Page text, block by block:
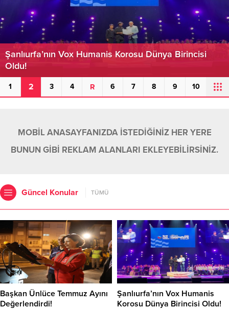
Şanlıurfa’nın Vox Humanis Korosu Dünya Birincisi
Oldu!
1 2 3 4 R 6 7 8 9 10
MOBİL ANASAYFANIZDA İSTEDİĞİNİZ HER YERE
BUNUN GİBİ REKLAM ALANLARI EKLEYEBİLİRSİNİZ.
Güncel Konular TÜMÜ
Başkan Ünlüce Temmuz Ayını
Değerlendirdi!
Şanlıurfa’nın Vox Humanis
Korosu Dünya Birincisi Oldu!